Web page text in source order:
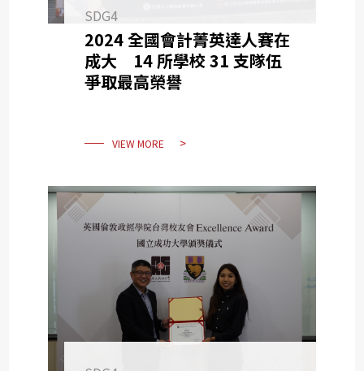
SDG4
2024 全國會計菁英達人賽在
成大 14 所學校 31 支隊伍
爭取最高榮譽
VIEW MORE